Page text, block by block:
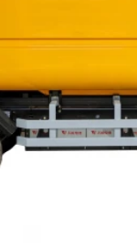
Ron